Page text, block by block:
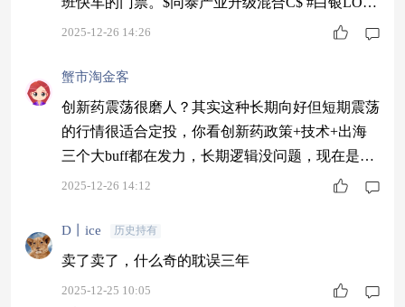
溢价近70%临停，套利风险激增#
2025-12-26 14:26
蟹市淘金客
创新药震荡很磨人？其实这种长期向好但短期震荡
的行情很适合定投，你看创新药政策+技术+出海
三个大buff都在发力，长期逻辑没问题，现在是在
蓄力，行情估计就要来了。$同泰大健康主题混合
2025-12-26 14:12
D丨ice 历史持有
卖了卖了，什么奇的耽误三年
2025-12-25 10:05